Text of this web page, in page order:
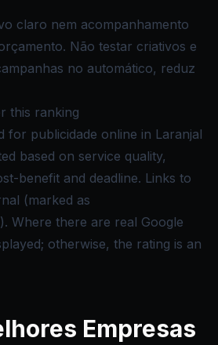
claro nem acompanhamento
Não testar criativos e
no automático, reduz
this ranking
for publicidade online in Laranjal
based on service quality,
benefit and deadline. Links to
(marked as
Where there are real Google
otherwise, the rating is an
Empresas